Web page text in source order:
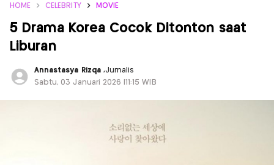
HOME CELEBRITY MOVIE
5 Drama Korea Cocok Ditonton saat
Liburan
Annastasya Rizqa ,Jurnalis
Sabtu, 03 Januari 2026 |11:15 WIB